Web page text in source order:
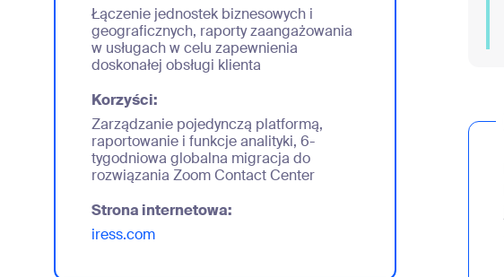
Łączenie jednostek biznesowych i
geograficznych, raporty zaangażowania
w usługach w celu zapewnienia
doskonałej obsługi klienta
Korzyści:
Zarządzanie pojedynczą platformą,
raportowanie i funkcje analityki, 6-
tygodniowa globalna migracja do
rozwiązania Zoom Contact Center
Strona internetowa:
iress.com